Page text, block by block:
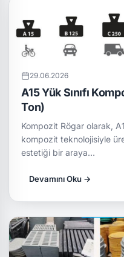
29.06.2026
A15 Yük Sınıfı
Ton)
Kompozit Rögar olarak,
kompozit teknolojisiyle
estetiği bir araya…
Devamını Oku →